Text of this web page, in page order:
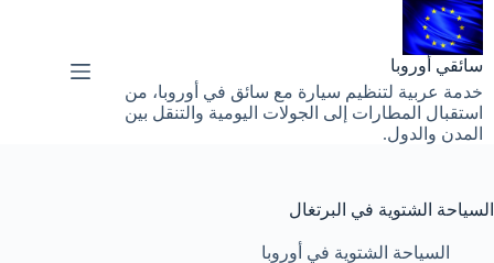
التجاوز
إلى
المحتوى
سائقي أوروبا
خدمة عربية لتنظيم سيارة مع سائق في أوروبا، من
استقبال المطارات إلى الجولات اليومية والتنقل بين
المدن والدول.
السياحة الشتوية في البرتغال
السياحة الشتوية في أوروبا